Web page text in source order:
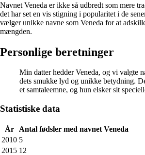
Navnet Veneda er ikke så udbredt som mere
det har set en vis stigning i popularitet i de
vælger unikke navne som Veneda for at
mængden.
Personlige beretninger
Min datter hedder Veneda, og vi valgte
dets smukke lyd og unikke betydning.
et samtaleemne, og hun elsker sit
Statistiske data
År
Antal fødsler med navnet Veneda
2010 5
2015 12